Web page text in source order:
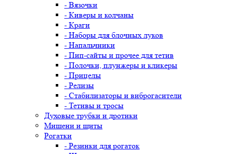
- Вязочки
- Киверы и колчаны
- Краги
- Наборы для блочных луков
- Напальчники
- Пип-сайты и прочее для тетив
- Полочки, плунжеры и кликеры
- Прицелы
- Релизы
- Стабилизаторы и виброгасители
- Тетивы и тросы
Духовые трубки и дротики
Мишени и щиты
Рогатки
- Резинки для рогаток